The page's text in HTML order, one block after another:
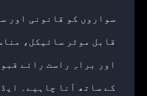
سواروں کو قانونی اور
قابل موٹر سائیکل،
اور براہِ راست رائے
کے ساتھ آنا چاہیے۔